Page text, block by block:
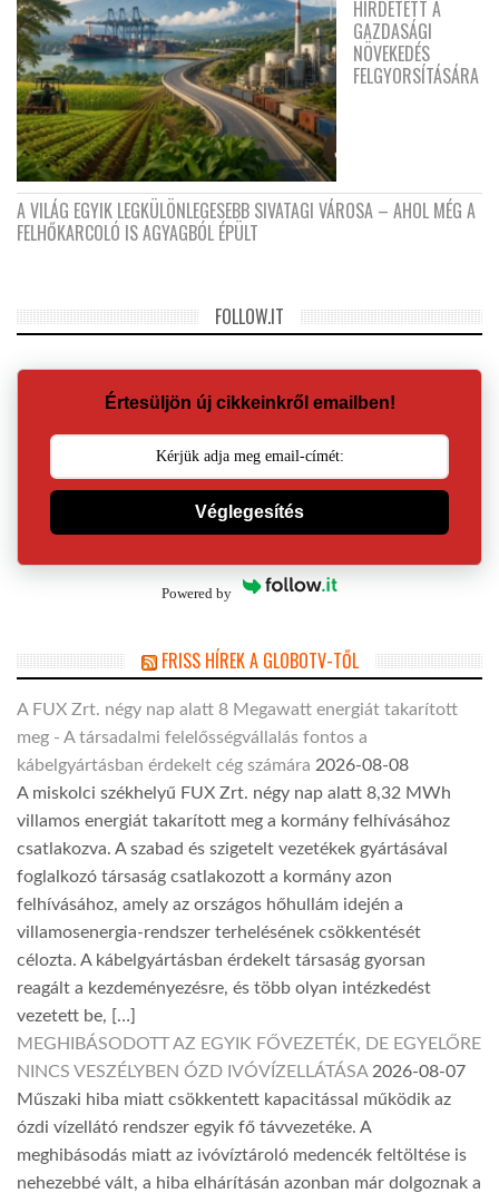
HIRDETETT A
GAZDASÁGI
NÖVEKEDÉS
FELGYORSÍTÁSÁRA
A VILÁG EGYIK LEGKÜLÖNLEGESEBB SIVATAGI VÁROSA – AHOL MÉG A
FELHŐKARCOLÓ IS AGYAGBÓL ÉPÜLT
FOLLOW.IT
Értesüljön új cikkeinkről emailben!
Véglegesítés
Powered by
FRISS HÍREK A GLOBOTV-TŐL
A FUX Zrt. négy nap alatt 8 Megawatt energiát takarított
meg - A társadalmi felelősségvállalás fontos a
kábelgyártásban érdekelt cég számára 2026-08-08
A miskolci székhelyű FUX Zrt. négy nap alatt 8,32 MWh
villamos energiát takarított meg a kormány felhívásához
csatlakozva. A szabad és szigetelt vezetékek gyártásával
foglalkozó társaság csatlakozott a kormány azon
felhívásához, amely az országos hőhullám idején a
villamosenergia-rendszer terhelésének csökkentését
célozta. A kábelgyártásban érdekelt társaság gyorsan
reagált a kezdeményezésre, és több olyan intézkedést
vezetett be, […]
MEGHIBÁSODOTT AZ EGYIK FŐVEZETÉK, DE EGYELŐRE
NINCS VESZÉLYBEN ÓZD IVÓVÍZELLÁTÁSA 2026-08-07
Műszaki hiba miatt csökkentett kapacitással működik az
ózdi vízellátó rendszer egyik fő távvezetéke. A
meghibásodás miatt az ivóvíztároló medencék feltöltése is
nehezebbé vált, a hiba elhárításán azonban már dolgoznak a